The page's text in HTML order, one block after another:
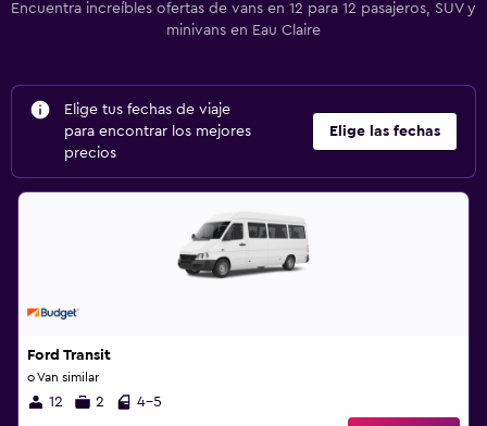
Encuentra increíbles ofertas de vans en 12 para 12 pasajeros, SUV y
minivans en Eau Claire
Elige tus fechas de viaje
para encontrar los mejores
precios
Elige las fechas
Ford Transit
o Van similar
12 2 4-5